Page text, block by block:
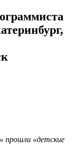
прошли «детские